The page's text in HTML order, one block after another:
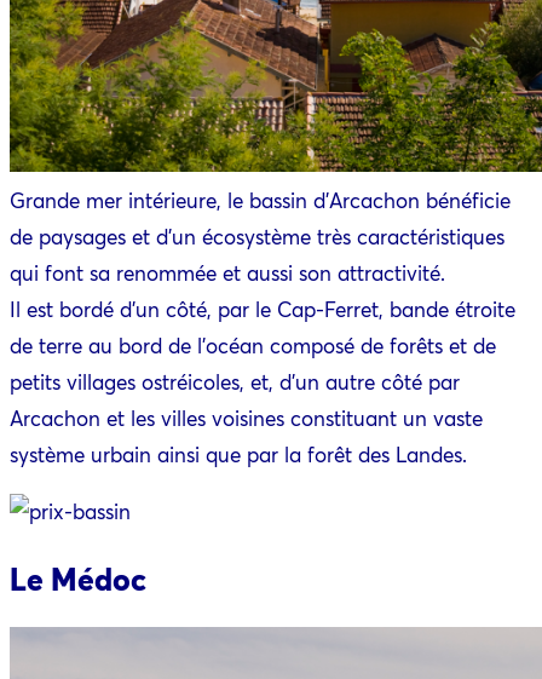
Grande mer intérieure, le bassin d’Arcachon bénéficie
de paysages et d’un écosystème très caractéristiques
qui font sa renommée et aussi son attractivité.
Il est bordé d’un côté, par le Cap-Ferret, bande étroite
de terre au bord de l’océan composé de forêts et de
petits villages ostréicoles, et, d’un autre côté par
Arcachon et les villes voisines constituant un vaste
système urbain ainsi que par la forêt des Landes.
Le Médoc